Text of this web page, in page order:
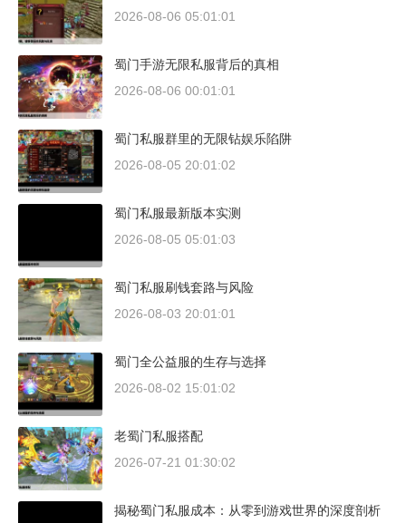
2026-08-06 05:01:01
蜀门手游无限私服背后的真相
2026-08-06 00:01:01
蜀门私服群里的无限钻娱乐陷阱
2026-08-05 20:01:02
蜀门私服最新版本实测
2026-08-05 05:01:03
蜀门私服刷钱套路与风险
2026-08-03 20:01:01
蜀门全公益服的生存与选择
2026-08-02 15:01:02
老蜀门私服搭配
2026-07-21 01:30:02
揭秘蜀门私服成本：从零到游戏世界的深度剖析